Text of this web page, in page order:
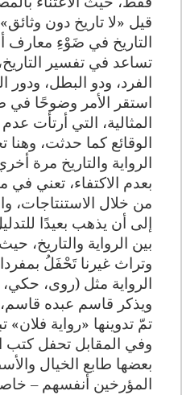
قيل «لا تاريخ دون
التاريخ في ضَوْءِ معارف
تساعد في تفسير
الفرد، ودو البطل، ودور
استقر الأمر وضوحًا في
المثالية، التي أرتأت
الوقائع كما حدثت، وهنا
الرواية والتاريخ مرة
بعدم الاكتفاء، تعني في
من خلال الاستنتاجات،
إلى أن يذهب بعيدًا
بين الرواية والتاريخ،
وتراث غيرنا تَحْفَلُ
الرواية مثل (روى، حكي،
ويذكر قاسم عبده
تمّ تدوينها «رواية فلان»
وفي المقابل تحفل كتب
بعضها طابع الخيال
المؤرخين أنفسهم –